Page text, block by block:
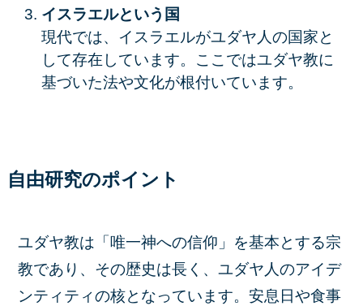
イスラエルという国
現代では、イスラエルがユダヤ人の国家と
して存在しています。ここではユダヤ教に
基づいた法や文化が根付いています。
自由研究のポイント
ユダヤ教は「唯一神への信仰」を基本とする宗
教であり、その歴史は長く、ユダヤ人のアイデ
ンティティの核となっています。安息日や食事